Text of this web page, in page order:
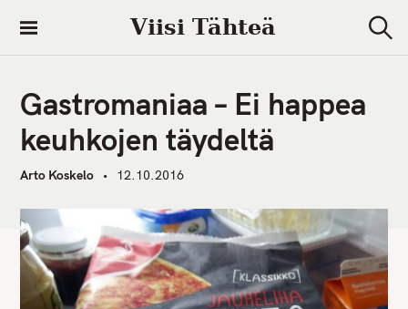
i
Viisi Tähteä
e
Gastromaniaa – Ei happea
keuhkojen täydeltä
Arto Koskelo 12.10.2016